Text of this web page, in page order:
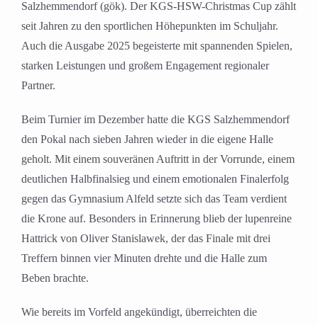
Salzhemmendorf (gök). Der KGS-HSW-Christmas Cup zählt
seit Jahren zu den sportlichen Höhepunkten im Schuljahr.
Auch die Ausgabe 2025 begeisterte mit spannenden Spielen,
starken Leistungen und großem Engagement regionaler
Partner.
Beim Turnier im Dezember hatte die KGS Salzhemmendorf
den Pokal nach sieben Jahren wieder in die eigene Halle
geholt. Mit einem souveränen Auftritt in der Vorrunde, einem
deutlichen Halbfinalsieg und einem emotionalen Finalerfolg
gegen das Gymnasium Alfeld setzte sich das Team verdient
die Krone auf. Besonders in Erinnerung blieb der lupenreine
Hattrick von Oliver Stanislawek, der das Finale mit drei
Treffern binnen vier Minuten drehte und die Halle zum
Beben brachte.
Wie bereits im Vorfeld angekündigt, überreichten die